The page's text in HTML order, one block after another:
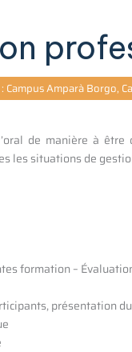
: Campus Amparà Borgo,
de manière à
les situations de
formation –
présentation